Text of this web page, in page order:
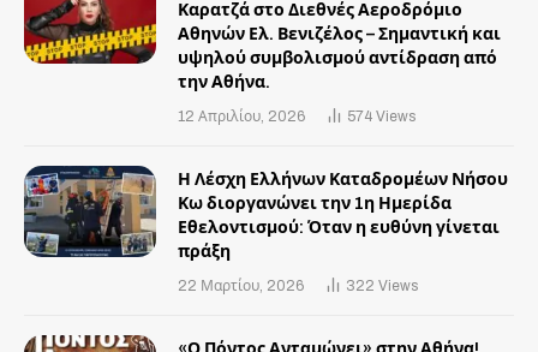
Καρατζά στο Διεθνές Αεροδρόμιο
Αθηνών Ελ. Βενιζέλος – Σημαντική και
υψηλού συμβολισμού αντίδραση από
την Αθήνα.
12 Απριλίου, 2026 574 Views
Η Λέσχη Ελλήνων Καταδρομέων Νήσου
Κω διοργανώνει την 1η Ημερίδα
Εθελοντισμού: Όταν η ευθύνη γίνεται
πράξη
22 Μαρτίου, 2026 322 Views